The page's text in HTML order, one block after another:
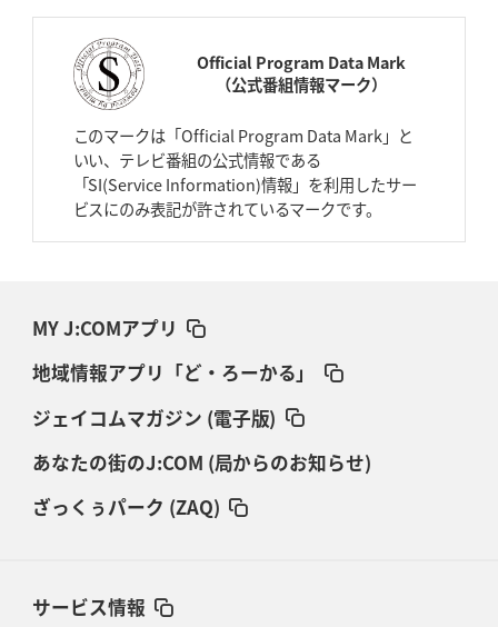
Official Program Data Mark
（公式番組情報マーク）
このマークは「Official Program Data Mark」と
いい、テレビ番組の公式情報である
「SI(Service Information)情報」を利用したサー
ビスにのみ表記が許されているマークです。
MY J:COMアプリ
地域情報アプリ「ど・ろーかる」
ジェイコムマガジン (電子版)
あなたの街のJ:COM (局からのお知らせ)
ざっくぅパーク (ZAQ)
サービス情報